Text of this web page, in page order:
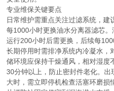
专业维保关键要点
日常维护需重点关注过滤系统，建
每1000小时更换油水分离器滤芯。
运行200小时后需更换，后续每
长期停用时需排净系统内冷凝水，
储环境应保持干燥通风，相对湿度
30分钟以上，防止密封件老化。
大时，需立即停机检查活塞环磨损